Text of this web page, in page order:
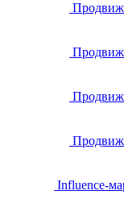
Influence-